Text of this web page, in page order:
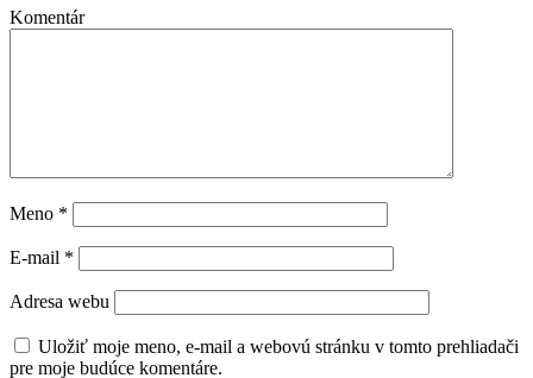
Komentár
Meno *
E-mail *
Adresa webu
Uložiť moje meno, e-mail a webovú stránku v tomto prehliadači
pre moje budúce komentáre.